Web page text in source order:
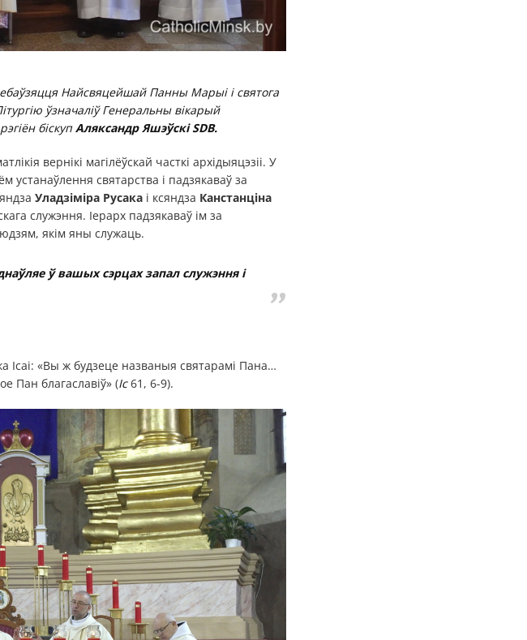
Найсвяцейшай Панны Марыі і святога
ўзначаліў Генеральны вікарый
біскупАляксандр Яшэўскі SDB.
вернікі магілёўскай часткі архідыяцэзіі. У
устанаўлення святарства і падзякаваў за
Уладзіміра Русака і ксяндза Канстанціна
служэння. Іерарх падзякаваў ім за
якім яны служаць.
ў вашых сэрцах запал служэння і
Ісаі: «Вы ж будзеце названыя святарамі Пана…
Пан благаславіў» (Іс61, 6-9).